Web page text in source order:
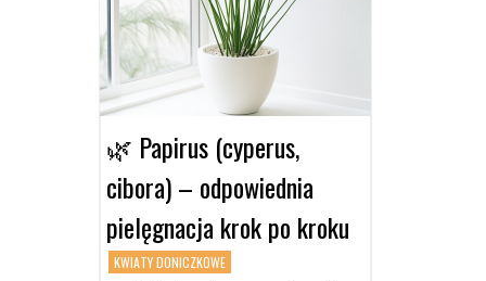
🌿 Papirus (cyperus,
cibora) – odpowiednia
pielęgnacja krok po kroku
KWIATY DONICZKOWE